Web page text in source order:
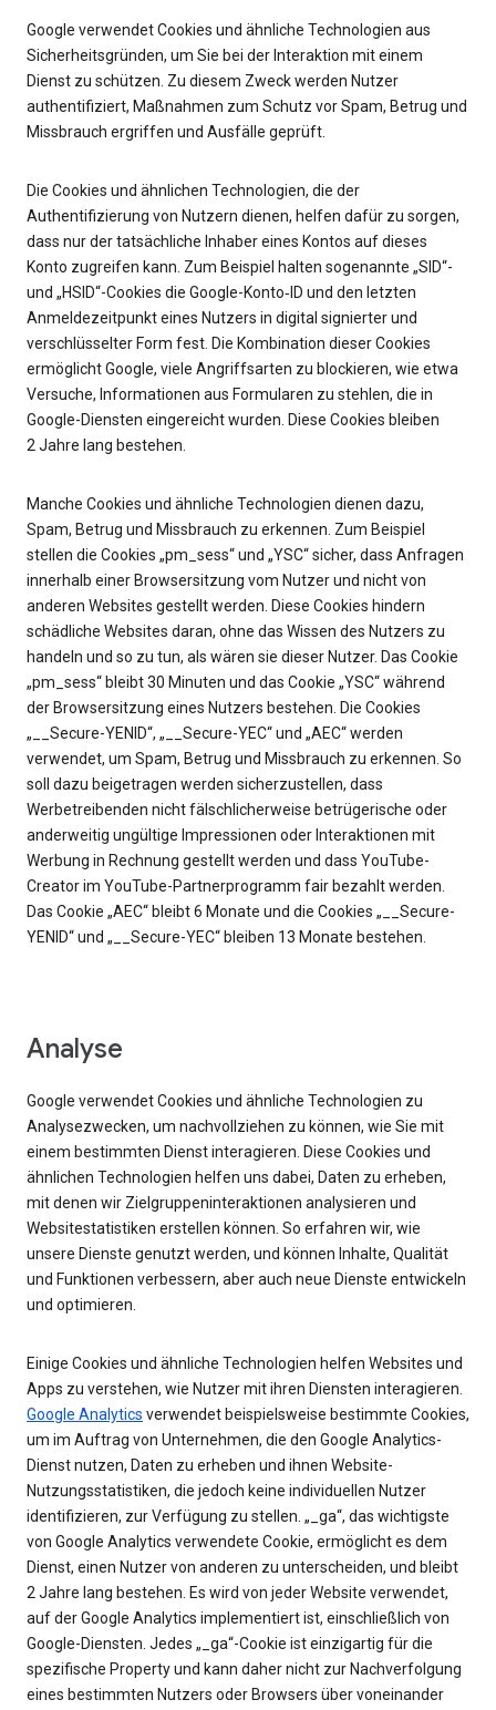
Google verwendet Cookies und ähnliche Technologien aus
Sicherheitsgründen, um Sie bei der Interaktion mit einem
Dienst zu schützen. Zu diesem Zweck werden Nutzer
authentifiziert, Maßnahmen zum Schutz vor Spam, Betrug und
Missbrauch ergriffen und Ausfälle geprüft.
Die Cookies und ähnlichen Technologien, die der
Authentifizierung von Nutzern dienen, helfen dafür zu sorgen,
dass nur der tatsächliche Inhaber eines Kontos auf dieses
Konto zugreifen kann. Zum Beispiel halten sogenannte „SID“-
und „HSID“-Cookies die Google-Konto‑ID und den letzten
Anmeldezeitpunkt eines Nutzers in digital signierter und
verschlüsselter Form fest. Die Kombination dieser Cookies
ermöglicht Google, viele Angriffsarten zu blockieren, wie etwa
Versuche, Informationen aus Formularen zu stehlen, die in
Google-Diensten eingereicht wurden. Diese Cookies bleiben
2 Jahre lang bestehen.
Manche Cookies und ähnliche Technologien dienen dazu,
Spam, Betrug und Missbrauch zu erkennen. Zum Beispiel
stellen die Cookies „pm_sess“ und „YSC“ sicher, dass Anfragen
innerhalb einer Browsersitzung vom Nutzer und nicht von
anderen Websites gestellt werden. Diese Cookies hindern
schädliche Websites daran, ohne das Wissen des Nutzers zu
handeln und so zu tun, als wären sie dieser Nutzer. Das Cookie
„pm_sess“ bleibt 30 Minuten und das Cookie „YSC“ während
der Browsersitzung eines Nutzers bestehen. Die Cookies
„__Secure-YENID“, „__Secure-YEC“ und „AEC“ werden
verwendet, um Spam, Betrug und Missbrauch zu erkennen. So
soll dazu beigetragen werden sicherzustellen, dass
Werbetreibenden nicht fälschlicherweise betrügerische oder
anderweitig ungültige Impressionen oder Interaktionen mit
Werbung in Rechnung gestellt werden und dass YouTube-
Creator im YouTube-Partnerprogramm fair bezahlt werden.
Das Cookie „AEC“ bleibt 6 Monate und die Cookies „__Secure-
YENID“ und „__Secure-YEC“ bleiben 13 Monate bestehen.
Analyse
Google verwendet Cookies und ähnliche Technologien zu
Analysezwecken, um nachvollziehen zu können, wie Sie mit
einem bestimmten Dienst interagieren. Diese Cookies und
ähnlichen Technologien helfen uns dabei, Daten zu erheben,
mit denen wir Zielgruppeninteraktionen analysieren und
Websitestatistiken erstellen können. So erfahren wir, wie
unsere Dienste genutzt werden, und können Inhalte, Qualität
und Funktionen verbessern, aber auch neue Dienste entwickeln
und optimieren.
Einige Cookies und ähnliche Technologien helfen Websites und
Apps zu verstehen, wie Nutzer mit ihren Diensten interagieren.
Google Analytics verwendet beispielsweise bestimmte Cookies,
um im Auftrag von Unternehmen, die den Google Analytics-
Dienst nutzen, Daten zu erheben und ihnen Website-
Nutzungsstatistiken, die jedoch keine individuellen Nutzer
identifizieren, zur Verfügung zu stellen. „_ga“, das wichtigste
von Google Analytics verwendete Cookie, ermöglicht es dem
Dienst, einen Nutzer von anderen zu unterscheiden, und bleibt
2 Jahre lang bestehen. Es wird von jeder Website verwendet,
auf der Google Analytics implementiert ist, einschließlich von
Google-Diensten. Jedes „_ga“-Cookie ist einzigartig für die
spezifische Property und kann daher nicht zur Nachverfolgung
eines bestimmten Nutzers oder Browsers über voneinander